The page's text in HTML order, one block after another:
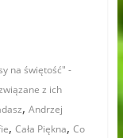
na świętość" -
z ich
, Andrzej
, Cała Piękna, Co